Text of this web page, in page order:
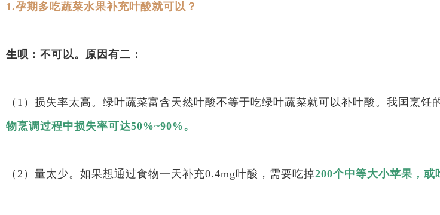
1.孕期多吃蔬菜水果补充叶酸就可以？
生呗：不可以。原因有二：
（1）损失率太高。绿叶蔬菜富含天然叶酸不等于吃绿叶蔬菜就可以补叶酸。我国烹饪
物烹调过程中损失率可达50%~90%。
（2）量太少。如果想通过食物一天补充0.4mg叶酸，需要吃掉200个中等大小苹果，或